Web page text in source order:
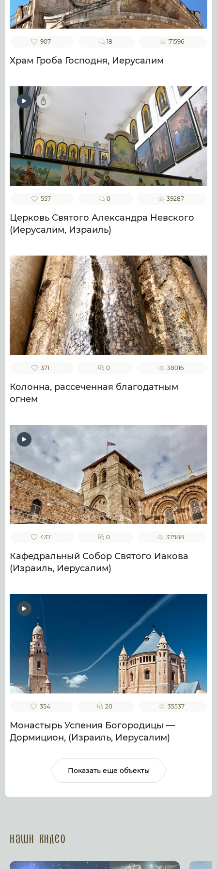
907 18 71596
Храм Гроба Господня, Иерусалим
557 0 39287
Церковь Святого Александра Невского
(Иерусалим, Израиль)
371 0 38016
Колонна, рассеченная благодатным
огнем
437 0 37988
Кафедральный Собор Святого Иакова
(Израиль, Иерусалим)
354 20 35537
Монастырь Успения Богородицы —
Дормицион, (Израиль, Иерусалим)
Показать еще объекты
Наши Видео